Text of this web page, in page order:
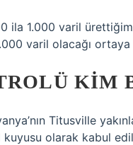
ila 1.000 varil
varil olacağı ortaya
KIM
Titusville
olarak kabul